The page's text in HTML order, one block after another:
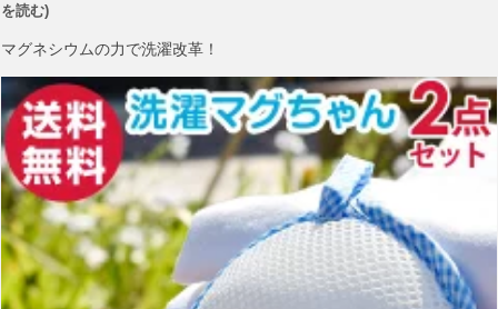
を読む)
マグネシウムの力で洗濯改革！